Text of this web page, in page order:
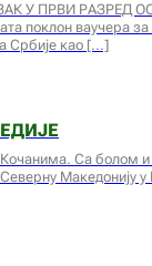
У ПРВИ РАЗРЕД
поклон ваучера
Србије као
Са болом
Македонију